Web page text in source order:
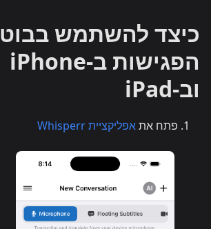
כיצד להשתמש בבוט
הפגישות ב-iPhone
וב-iPad
פתח אתאפליקציית Whisperr